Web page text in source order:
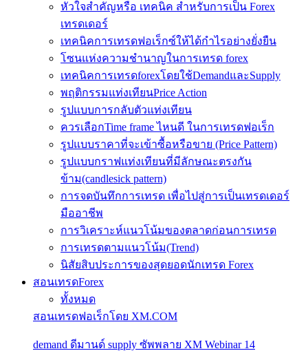
หัวใจสำคัญหรือ เทคนิค สำหรับการเป็น Forex
เทรดเดอร์
เทคนิคการเทรดฟอเร็กซ์ให้ได้กำไรอย่างยั่งยืน
โซนแห่งความชำนาญในการเทรด forex
เทคนิคการเทรดforexโดยใช้DemandและSupply
พฤติกรรมแท่งเทียนPrice Action
รูปแบบการกลับตัวแท่งเทียน
ควรเลือกTime frame ไหนดี ในการเทรดฟอเร็ก
รูปแบบราคาที่จะเข้าซื้อหรือขาย (Price Pattern)
รูปแบบกราฟแท่งเทียนที่มีลักษณะตรงกัน
ข้าม(candlesick pattern)
การจดบันทึกการเทรด เพื่อไปสู่การเป็นเทรดเดอร์
มืออาชีพ
การวิเคราะห์แนวโน้มของตลาดก่อนการเทรด
การเทรดตามแนวโน้ม(Trend)
นิสัยสิบประการของสุดยอดนักเทรด Forex
สอนเทรดForex
ทั้งหมด
สอนเทรดฟอเร็กโดย XM.COM
demand ดีมานด์ supply ซัพพลาย XM Webinar 14